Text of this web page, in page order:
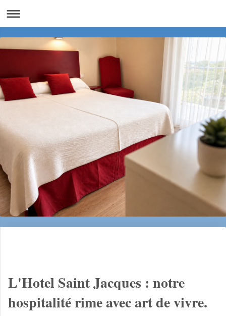
L'Hotel Saint Jacques​ : notre
hospitalité rime avec art de vivre.